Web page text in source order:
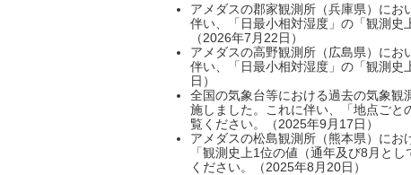
アメダスの郡家観測所（兵庫県）に
伴い、「日最小相対湿度」の「観測史
（2026年7月22日）
アメダスの高野観測所（広島県）に
伴い、「日最小相対湿度」の「観測
日）
全国の気象台等における過去の気象
施しました。これに伴い、「地点ごと
覧ください。（2025年9月17日）
アメダスの松島観測所（熊本県）に
「観測史上1位の値（通年及び8月と
ください。（2025年8月20日）